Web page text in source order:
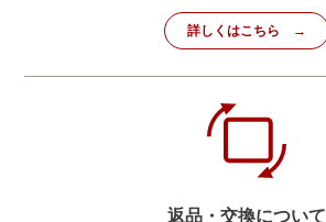
詳しくはこちら
返品・交換について